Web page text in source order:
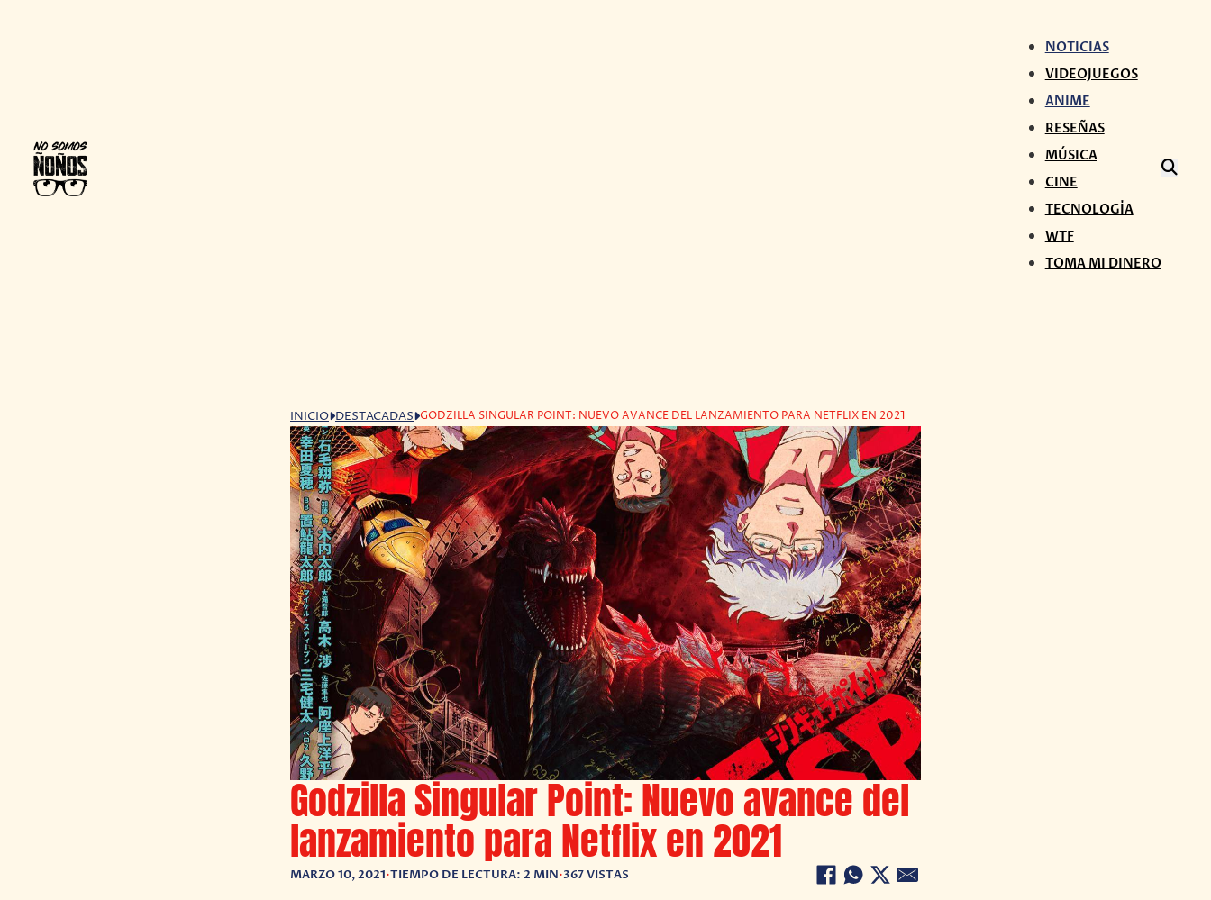
NOTICIAS
VIDEOJUEGOS
ANIME
RESEÑAS
MÚSICA
CINE
TECNOLOGÍA
WTF
TOMA MI DINERO
INICIO DESTACADAS GODZILLA SINGULAR POINT: NUEVO AVANCE DEL LANZAMIENTO PARA NETFLIX EN 2021
Godzilla Singular Point: Nuevo avance del
lanzamiento para Netflix en 2021
MARZO 10, 2021•TIEMPO DE LECTURA: 2 MIN•367 VISTAS